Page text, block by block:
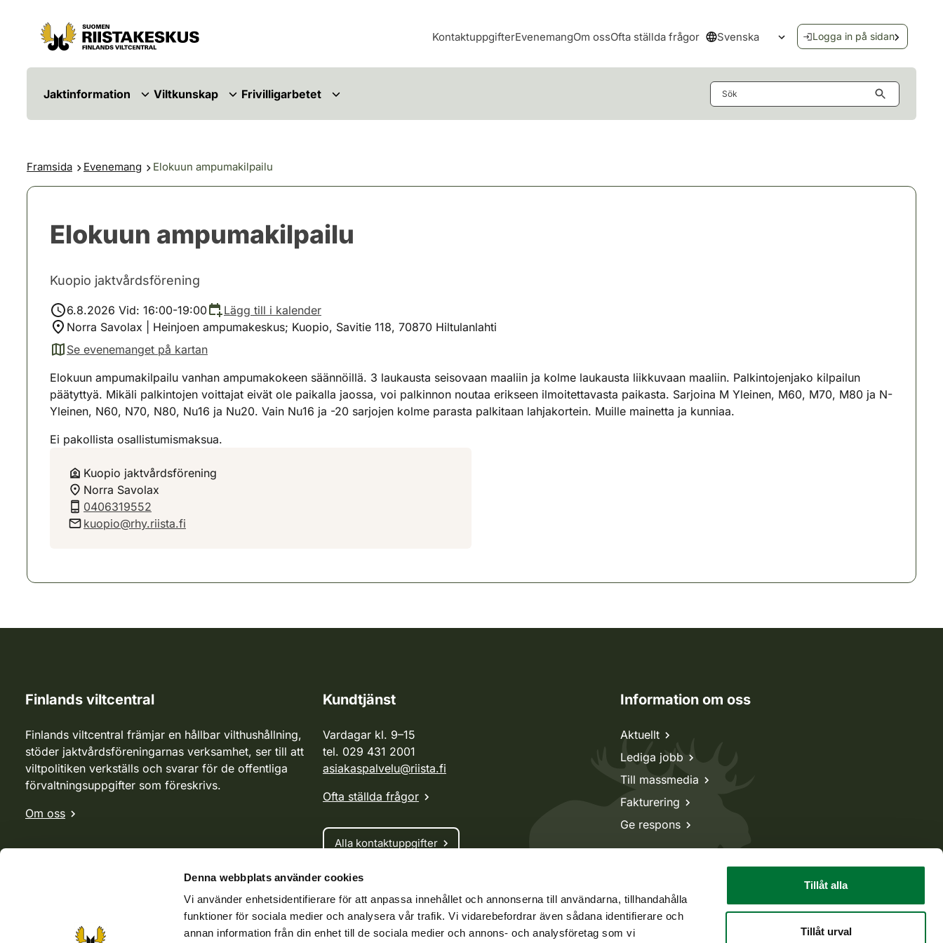
Denna webbplats använder cookies
Vi använder enhetsidentifierare för att anpassa innehållet och annonserna till användarna, tillhandahålla
funktioner för sociala medier och analysera vår trafik. Vi vidarebefordrar även sådana identifierare och
annan information från din enhet till de sociala medier och annons- och analysföretag som vi
Tillåt alla
Tillåt urval
Hoppa till innehåll
Gå till webbplatskartan
KontaktuppgifterEvenemangOm ossOfta ställda frågor Svenska
Öppna språkmenyn
Logga in på sidan
Jaktinformation Viltkunskap Frivilligarbetet
Framsida Evenemang Elokuun ampumakilpailu
Elokuun ampumakilpailu
Kuopio jaktvårdsförening
6.8.2026 Vid: 16:00-19:00
Lägg till i kalender
Norra Savolax | Heinjoen ampumakeskus; Kuopio, Savitie 118, 70870 Hiltulanlahti
Se evenemanget på kartan
(avautuu uuteen välilehteen)
Elokuun ampumakilpailu vanhan ampumakokeen säännöillä. 3 laukausta seisovaan maaliin ja kolme laukausta liikkuvaan maaliin. Palkintojenjako kilpailun
päätyttyä. Mikäli palkintojen voittajat eivät ole paikalla jaossa, voi palkinnon noutaa erikseen ilmoitettavasta paikasta. Sarjoina M Yleinen, M60, M70, M80 ja N-
Yleinen, N60, N70, N80, Nu16 ja Nu20. Vain Nu16 ja -20 sarjojen kolme parasta palkitaan lahjakortein. Muille mainetta ja kunniaa.
Ei pakollista osallistumismaksua.
Kuopio jaktvårdsförening
Norra Savolax
0406319552
kuopio@rhy.riista.fi
Finlands viltcentral
Finlands viltcentral främjar en hållbar vilthushållning,
stöder jaktvårdsföreningarnas verksamhet, ser till att
viltpolitiken verkställs och svarar för de offentliga
förvaltningsuppgifter som föreskrivs.
Om oss
Kundtjänst
Vardagar kl. 9–15
tel. 029 431 2001
asiakaspalvelu@riista.fi
Ofta ställda frågor
Alla kontaktuppgifter
Jaktkort
Oma riista -tjänsten
Ansökan om licenser och dispenser
Information om oss
Aktuellt
Lediga jobb
Till massmedia
Fakturering
Ge respons